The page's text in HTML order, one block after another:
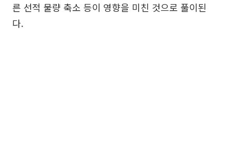
른 선적 물량 축소 등이 영향을 미친 것으로 풀이된
다.